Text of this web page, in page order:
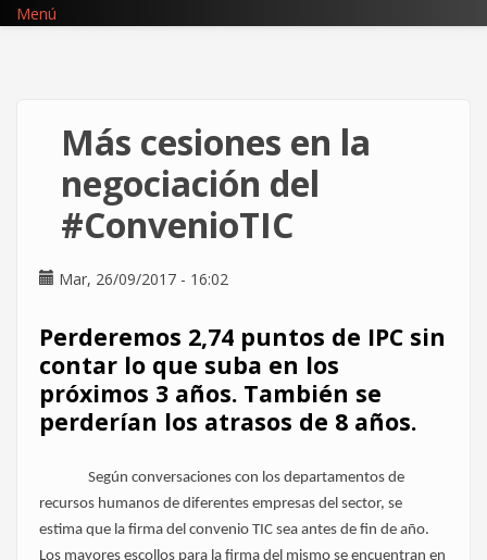
Pasar
Menú
Más cesiones en la
negociación del
#ConvenioTIC
Mar, 26/09/2017 - 16:02
Perderemos 2,74 puntos de IPC sin
contar lo que suba en los
próximos 3 años. También se
perderían los atrasos de 8 años.
Según conversaciones con los departamentos de
recursos humanos de diferentes empresas del sector, se
estima que la firma del convenio TIC sea antes de fin de año.
Los mayores escollos para la firma del mismo se encuentran en